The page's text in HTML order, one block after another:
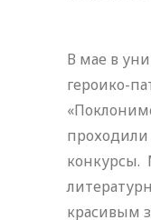
В мае в
героико-
конкурсы.
красивым